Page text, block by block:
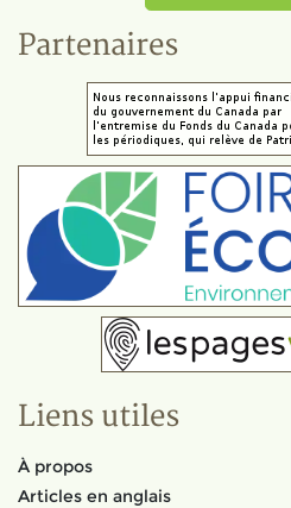
Partenaires
Liens utiles
À propos
Articles en anglais